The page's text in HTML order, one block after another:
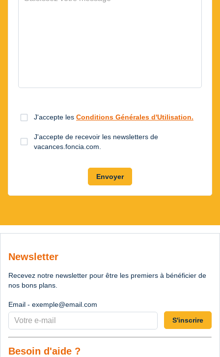
check_box_outline_blank J'accepte les Conditions Générales d'Utilisation.
check_box_outline_blank
J'accepte de recevoir les newsletters de
vacances.foncia.com.
Envoyer
Newsletter
Recevez notre newsletter pour être les premiers à bénéficier de
nos bons plans.
Email - exemple@email.com
S'inscrire
Besoin d'aide ?